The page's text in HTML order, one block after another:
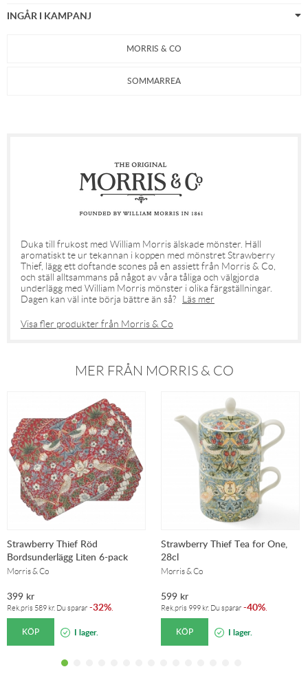
INGÅR I KAMPANJ
MORRIS & CO
SOMMARREA
Duka till frukost med William Morris älskade mönster. Häll
aromatiskt te ur tekannan i koppen med mönstret Strawberry
Thief, lägg ett doftande scones på en assiett från Morris & Co,
och ställ alltsammans på något av våra tåliga och välgjorda
underlägg med William Morris mönster i olika färgställningar.
Dagen kan väl inte börja bättre än så? Läs mer
Visa fler produkter från Morris & Co
MER FRÅN MORRIS & CO
Strawberry Thief Röd
Bordsunderlägg Liten 6-pack
Morris & Co
399 kr
Rek.pris 589 kr. Du sparar -32%
KÖP I lager.
Strawberry Thief Tea for One,
28cl
Morris & Co
599 kr
Rek.pris 999 kr. Du sparar -40%
KÖP I lager.